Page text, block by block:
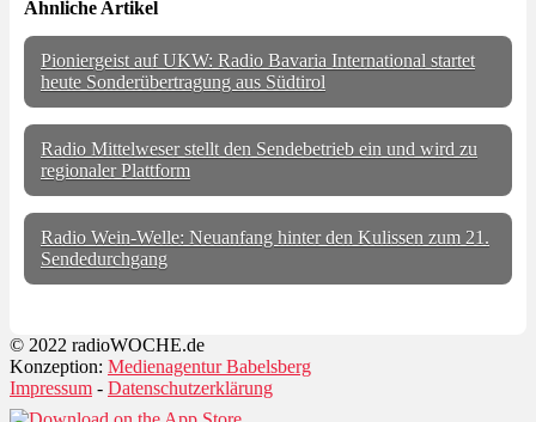
Ähnliche Artikel
Pioniergeist auf UKW: Radio Bavaria International startet
heute Sonderübertragung aus Südtirol
Radio Mittelweser stellt den Sendebetrieb ein und wird zu
regionaler Plattform
Radio Wein-Welle: Neuanfang hinter den Kulissen zum 21.
Sendedurchgang
© 2022 radioWOCHE.de
Konzeption: Medienagentur Babelsberg
Impressum - Datenschutzerklärung